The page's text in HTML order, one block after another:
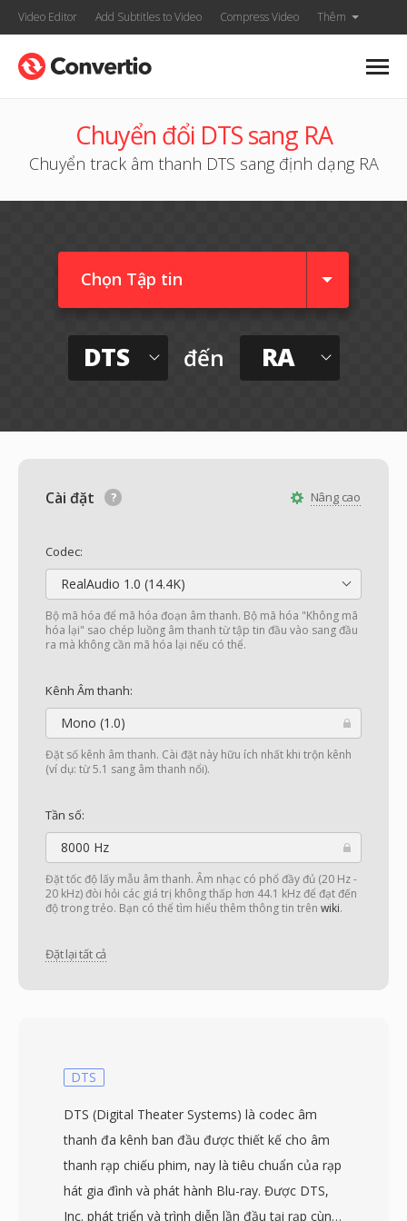
Video Editor Add Subtitles to Video Compress Video Thêm
Chuyển đổi DTS sang RA
Chuyển track âm thanh DTS sang định dạng RA
Chọn Tập tin
DTS đến RA
Nâng cao
Cài đặt
Codec:
RealAudio 1.0 (14.4K)
Bộ mã hóa để mã hóa đoạn âm thanh. Bộ mã hóa "Không mã
hóa lại" sao chép luồng âm thanh từ tập tin đầu vào sang đầu
ra mà không cần mã hóa lại nếu có thể.
Kênh Âm thanh:
Mono (1.0)
Đặt số kênh âm thanh. Cài đặt này hữu ích nhất khi trộn kênh
(ví dụ: từ 5.1 sang âm thanh nổi).
Tần số:
8000 Hz
Đặt tốc độ lấy mẫu âm thanh. Âm nhạc có phổ đầy đủ (20 Hz -
20 kHz) đòi hỏi các giá trị không thấp hơn 44.1 kHz để đạt đến
độ trong trẻo. Bạn có thể tìm hiểu thêm thông tin trên wiki.
Đặt lại tất cả
DTS
DTS (Digital Theater Systems) là codec âm
thanh đa kênh ban đầu được thiết kế cho âm
thanh rạp chiếu phim, nay là tiêu chuẩn của rạp
hát gia đình và phát hành Blu-ray. Được DTS,
Inc. phát triển và trình diễn lần đầu tại rạp cùng